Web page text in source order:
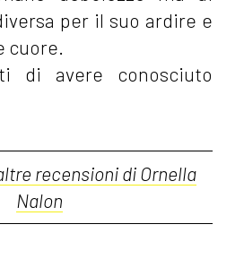
per il suo ardire e
cuore.
di avere conosciuto
recensioni di Ornella
Nalon